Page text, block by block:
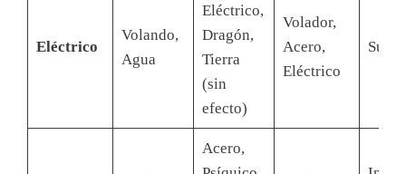
Eléctrico
Volando,
Agua
Eléctrico,
Dragón,
Tierra
(sin
efecto)
Volador,
Acero,
Eléctrico
Suelo
Acero,